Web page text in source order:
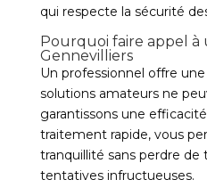
qui respecte la sécurité
Pourquoi faire appel à
Gennevilliers
Un professionnel offre
solutions amateurs ne
garantissons une
traitement rapide, vous
tranquillité sans perdre de
tentatives infructueuses.